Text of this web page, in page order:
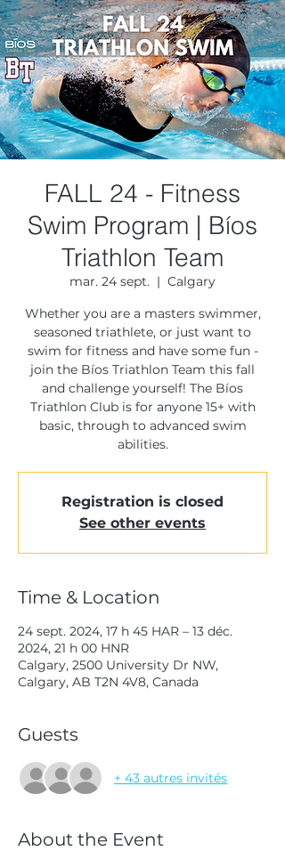
FALL 24 - Fitness
Swim Program | Bíos
Triathlon Team
mar. 24 sept.
  |
Calgary
Whether you are a masters swimmer,
seasoned triathlete, or just want to
swim for fitness and have some fun -
join the Bíos Triathlon Team this fall
and challenge yourself! The Bíos
Triathlon Club is for anyone 15+ with
basic, through to advanced swim
abilities.
Registration is closed
See other events
Time & Location
24 sept. 2024, 17 h 45 HAR – 13 déc.
2024, 21 h 00 HNR
Calgary, 2500 University Dr NW,
Calgary, AB T2N 4V8, Canada
Guests
+ 43 autres invités
About the Event